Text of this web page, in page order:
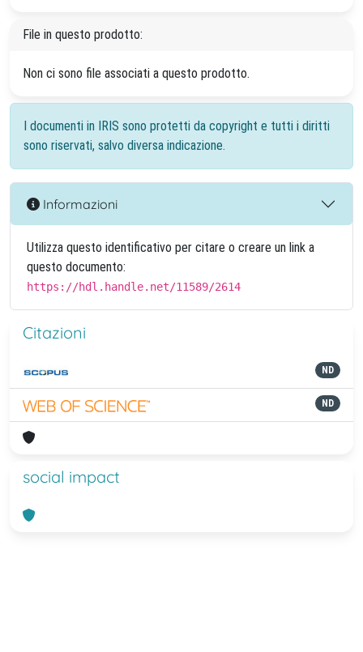
File in questo prodotto:
Non ci sono file associati a questo prodotto.
I documenti in IRIS sono protetti da copyright e tutti i diritti
sono riservati, salvo diversa indicazione.
Informazioni
Utilizza questo identificativo per citare o creare un link a
questo documento:
https://hdl.handle.net/11589/2614
Citazioni
ND
ND
social impact